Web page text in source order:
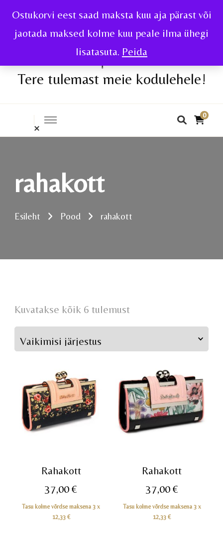
Ostukorvi eest saad maksta kuu aja pärast või
jaotada maksed kolme kuu peale ilma ühegi
lisatasuta. Peida
Tere tulemast meie kodulehele!
0
rahakott
Esileht Pood rahakott
Kuvatakse kõik 6 tulemust
Rahakott
37,00€
Tasu kolme võrdse maksena 3 x
12,33 €
Rahakott
37,00 €
Tasu kolme võrdse maksena 3 x
12,33€